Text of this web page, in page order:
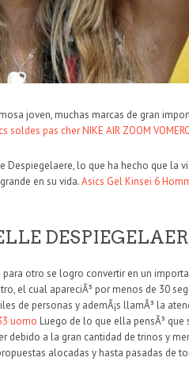
joven, muchas marcas de gran
soldes pas cherNIKE AIR ZOOM
lo que ha hecho que la
en su vida.Asics Gel Kinsei 6
otro se logro convertir en un
el cual apareciÃ³ por menos de 30
de personas y ademÃ¡s llamÃ³ la
uomo Luego de lo que ella pensÃ³ que
debido a la gran cantidad de trinos y
alocadas y hasta pasadas de